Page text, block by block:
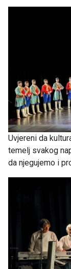
Uvjereni da
temelj svakog
da njegujemo i